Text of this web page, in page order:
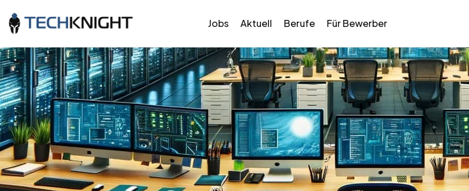
Jobs Aktuell Berufe Für Bewerber